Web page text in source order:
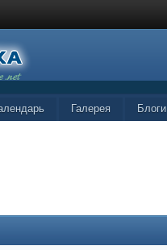
Галерея Блоги